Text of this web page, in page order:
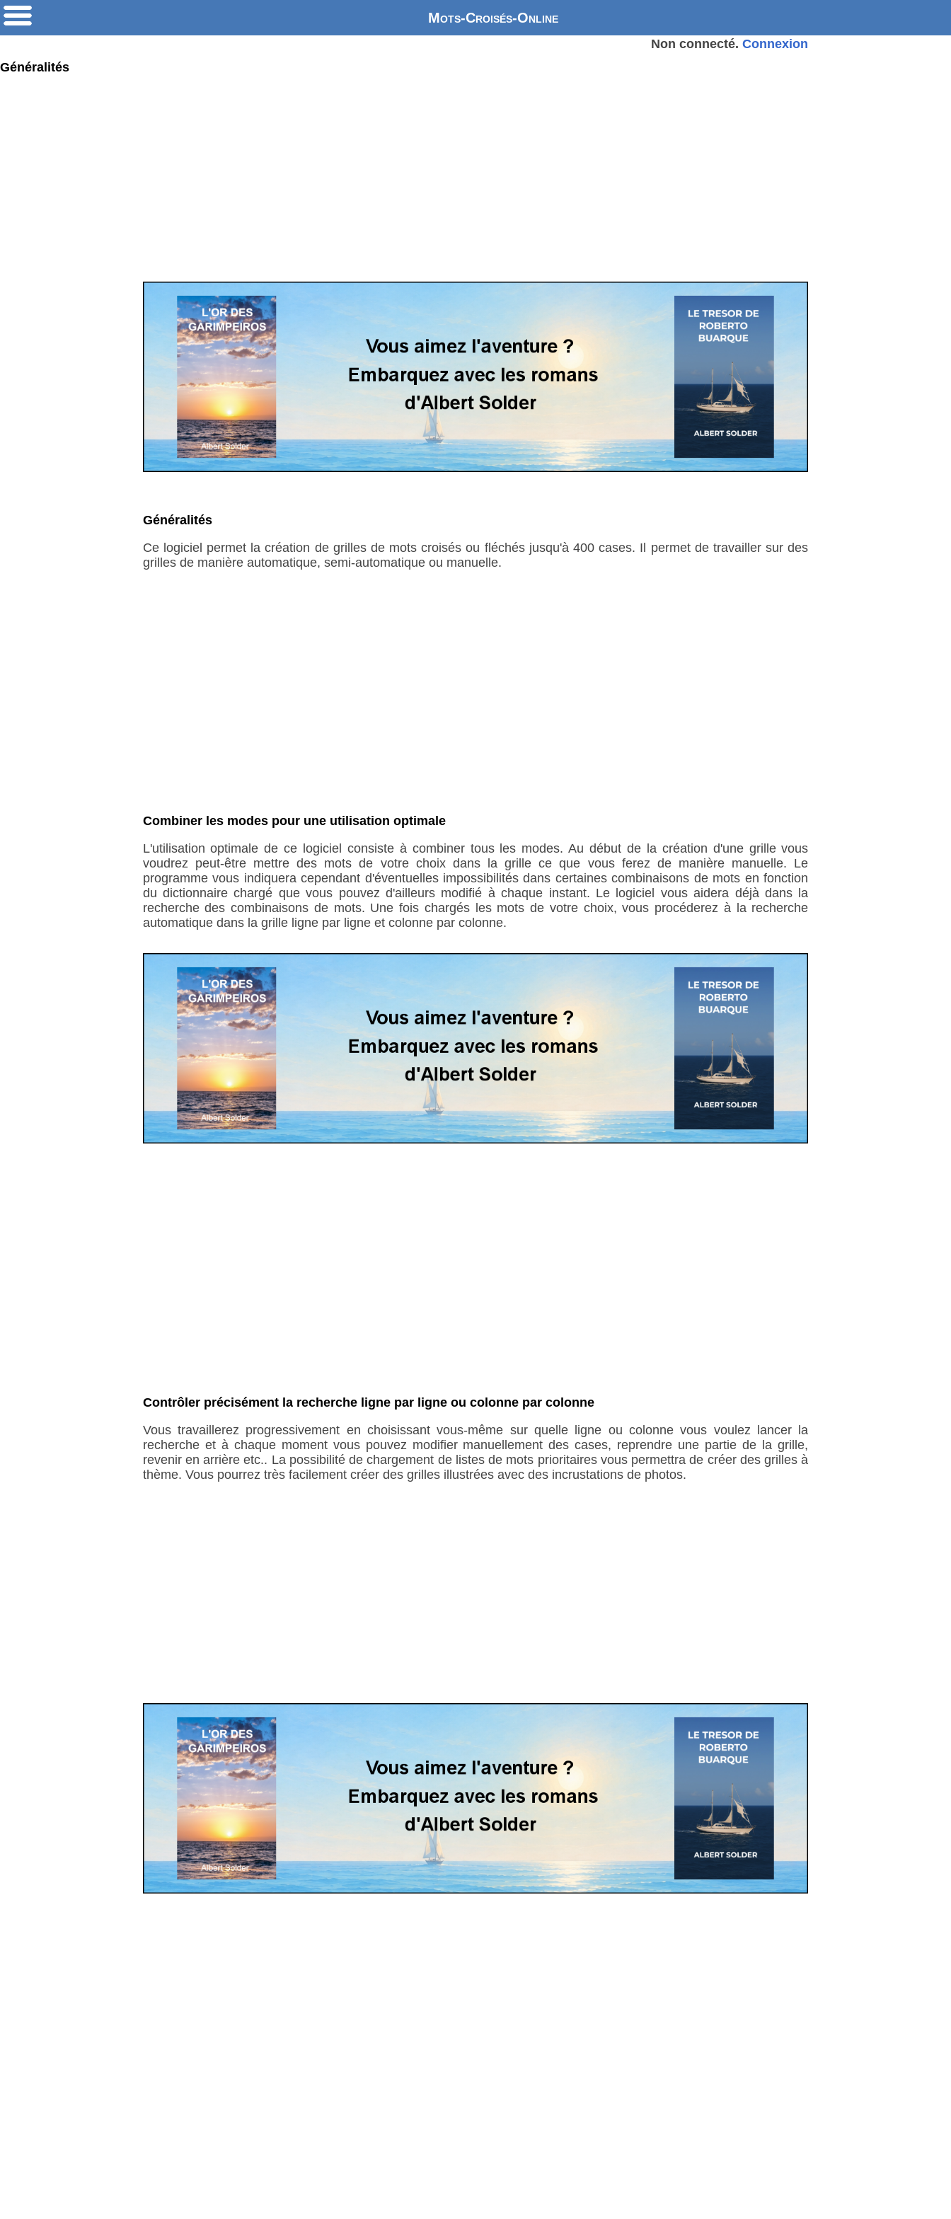
Mots-Croisés-Online
Non connecté.Connexion
Généralités
Généralités
Ce logiciel permet la création de grilles de mots croisés ou fléchés jusqu'à 400 cases. Il permet de travailler sur des
grilles de manière automatique, semi-automatique ou manuelle.
Combiner les modes pour une utilisation optimale
L'utilisation optimale de ce logiciel consiste à combiner tous les modes. Au début de la création d'une grille vous
voudrez peut-être mettre des mots de votre choix dans la grille ce que vous ferez de manière manuelle. Le
programme vous indiquera cependant d'éventuelles impossibilités dans certaines combinaisons de mots en fonction
du dictionnaire chargé que vous pouvez d'ailleurs modifié à chaque instant. Le logiciel vous aidera déjà dans la
recherche des combinaisons de mots. Une fois chargés les mots de votre choix, vous procéderez à la recherche
automatique dans la grille ligne par ligne et colonne par colonne.
Contrôler précisément la recherche ligne par ligne ou colonne par colonne
Vous travaillerez progressivement en choisissant vous-même sur quelle ligne ou colonne vous voulez lancer la
recherche et à chaque moment vous pouvez modifier manuellement des cases, reprendre une partie de la grille,
revenir en arrière etc.. La possibilité de chargement de listes de mots prioritaires vous permettra de créer des grilles à
thème. Vous pourrez très facilement créer des grilles illustrées avec des incrustations de photos.